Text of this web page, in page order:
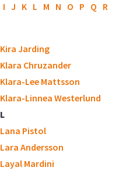
I J K L M N O P Q R
Kira Jarding
Klara Chruzander
Klara-Lee Mattsson
Klara-Linnea Westerlund
L
Lana Pistol
Lara Andersson
Layal Mardini